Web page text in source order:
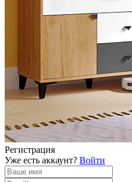
Регистрация
Уже есть аккаунт? Войти